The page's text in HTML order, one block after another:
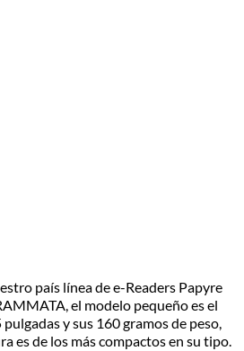
país línea de e-Readers Papyre
el modelo pequeño es el
y sus 160 gramos de peso,
es de los más compactos en su tipo.